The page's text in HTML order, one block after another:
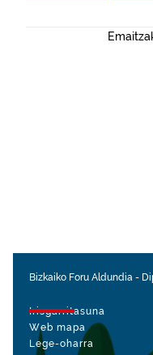
Bizkaiko Foru Aldundia -
Irisgarritasuna
Web mapa
Lege-oharra